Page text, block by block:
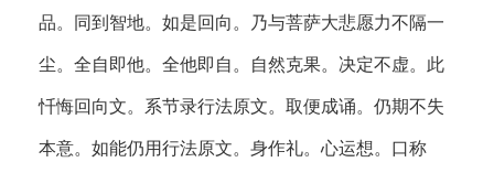
品。同到智地。如是回向。乃与菩萨大悲愿力不隔一
尘。全自即他。全他即自。自然克果。决定不虚。此
忏悔回向文。系节录行法原文。取便成诵。仍期不失
本意。如能仍用行法原文。身作礼。心运想。口称